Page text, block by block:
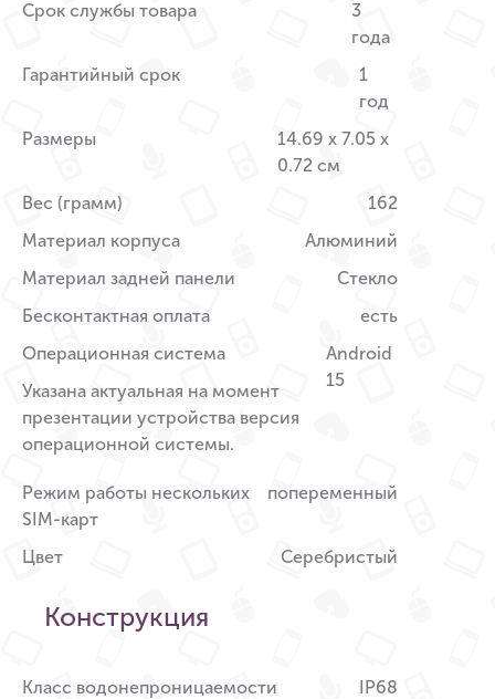
Срок службы товара
3
года
Гарантийный срок
1
год
Размеры
14.69 x 7.05 x
0.72 см
Вес (грамм)
162
Материал корпуса
Алюминий
Материал задней панели
Стекло
Бесконтактная оплата
есть
Операционная система
Указана актуальная на момент
презентации устройства версия
операционной системы.
Android
15
Режим работы нескольких
SIM-карт
попеременный
Цвет Серебристый
Конструкция
Класс водонепроницаемости
IP68